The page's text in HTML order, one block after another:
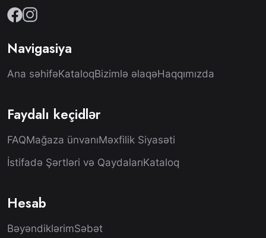
Navigasiya
Ana səhifəKataloqBizimlə əlaqəHaqqımızda
Faydalı keçidlər
FAQMağaza ünvanıMəxfilik Siyasəti
İstifadə Şərtləri və QaydalarıKataloq
Hesab
BəyəndiklərimSəbət